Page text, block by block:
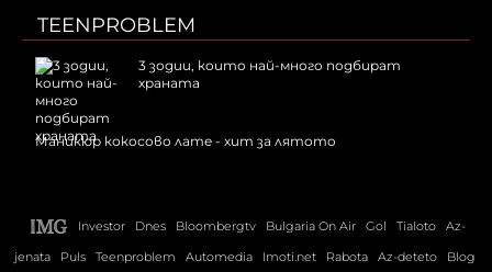
TEENPROBLEM
3 зодии, които най-много подбират
храната
Маникюр кокосово лате - хит за лятото
Investor Dnes Bloombergtv Bulgaria On Air Gol Tialoto
Az-
jenata
Puls Teenproblem Automedia Imoti.net Rabota Az-deteto Blog